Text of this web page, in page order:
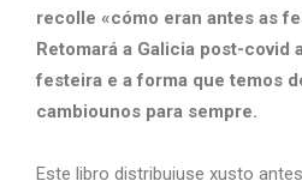
recolle «cómo eran antes as
Retomará a Galicia post-covid
festeira e a forma que temos
cambiounos para sempre.
Este libro distribuiuse xusto